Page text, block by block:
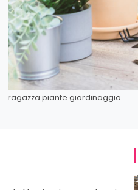
ragazza piante giardinaggio